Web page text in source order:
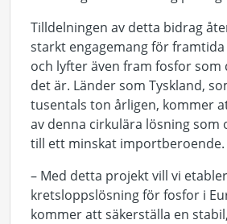
Tilldelningen av detta bidrag
starkt engagemang för
och lyfter även fram fosfor som
det är. Länder som Tyskland,
tusentals ton årligen, kommer
av denna cirkulära lösning som
till ett minskat importberoende.
– Med detta projekt vill vi
kretsloppslösning för fosfor i
kommer att säkerställa en